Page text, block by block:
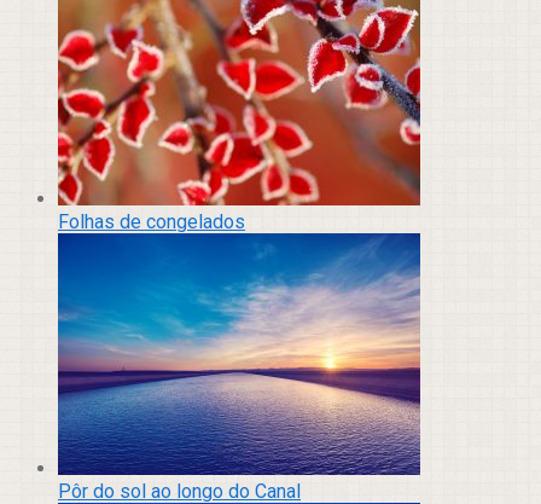
Folhas de congelados
Pôr do sol ao longo do Canal